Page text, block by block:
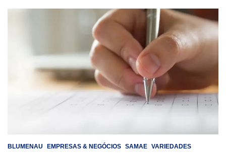
BLUMENAU EMPRESAS & NEGÓCIOS SAMAE VARIEDADES